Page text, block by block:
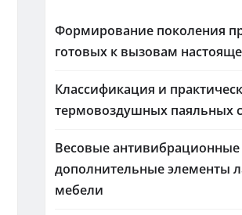
Формирование поколения
готовых к вызовам
Классификация и
термовоздушных паяльных
Весовые антивибрационные
дополнительные элементы
мебели